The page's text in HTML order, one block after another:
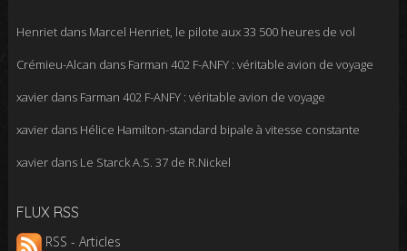
Henrietdans Marcel Henriet, le pilote aux 33 500 heures de vol
Crémieu-Alcan dans Farman 402 F-ANFY : véritable avion de voyage
xavierdans Farman 402 F-ANFY : véritable avion de voyage
xavierdans Hélice Hamilton-standard bipale à vitesse constante
xavierdans Le Starck A.S. 37 de R.Nickel
FLUX RSS
RSS - Articles